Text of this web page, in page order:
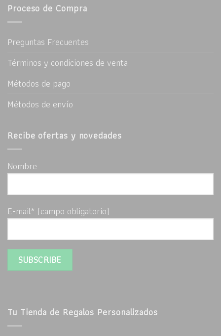
Proceso de Compra
Preguntas Frecuentes
Términos y condiciones de venta
Métodos de pago
Métodos de envío
Recibe ofertas y novedades
Nombre
E-mail* (campo obligatorio)
Tu Tienda de Regalos Personalizados